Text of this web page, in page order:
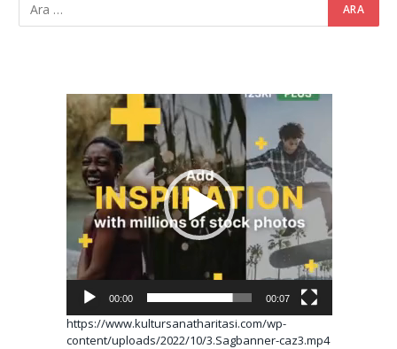
Video
oynatıcı
00:00 00:07
https://www.kultursanatharitasi.com/wp-
content/uploads/2022/10/3.Sagbanner-caz3.mp4